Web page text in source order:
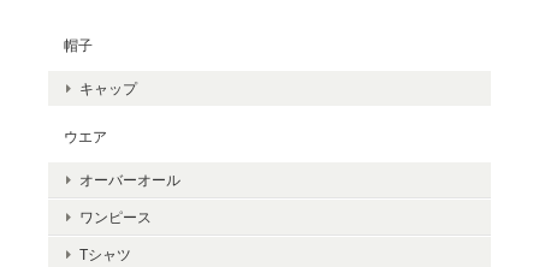
帽子
キャップ
ウエア
オーバーオール
ワンピース
Tシャツ